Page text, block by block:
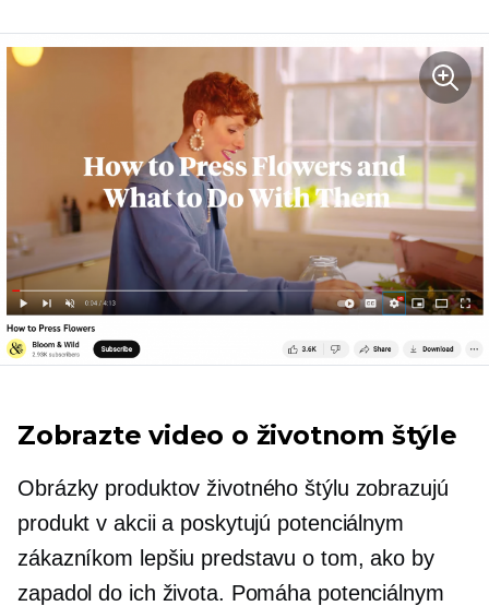
Zobrazte video o životnom štýle
Obrázky produktov životného štýlu zobrazujú
produkt v akcii a poskytujú potenciálnym
zákazníkom lepšiu predstavu o tom, ako by
zapadol do ich života. Pomáha potenciálnym